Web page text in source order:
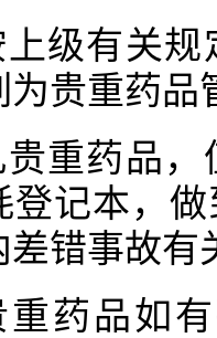
上级有关
为贵重药品
贵重药品
登记本，
差错事故有
重药品如